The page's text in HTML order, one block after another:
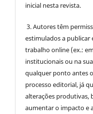
inicial nesta revista.
3. Autores têm
estimulados a publicar
trabalho online (ex.:
institucionais ou na
qualquer ponto antes
processo editorial, já
alterações produtivas,
aumentar o impacto e